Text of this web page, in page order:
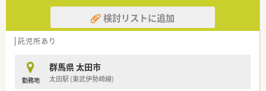
検討リストに追加
託児所あり
勤務地
群馬県 太田市
太田駅 (東武伊勢崎線)